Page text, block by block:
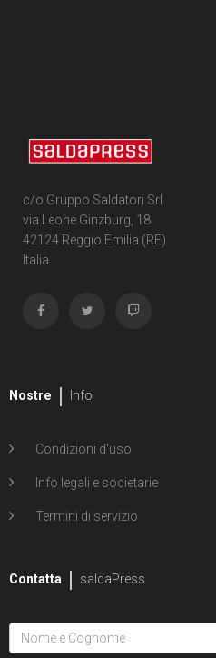
c/o Gruppo Saldatori Srl
via Leone Ginzburg, 18
42124 Reggio Emilia (RE)
Italia
Nostre Info
Condizioni d'uso
Info legali e societarie
Termini di servizio
Contatta saldaPress